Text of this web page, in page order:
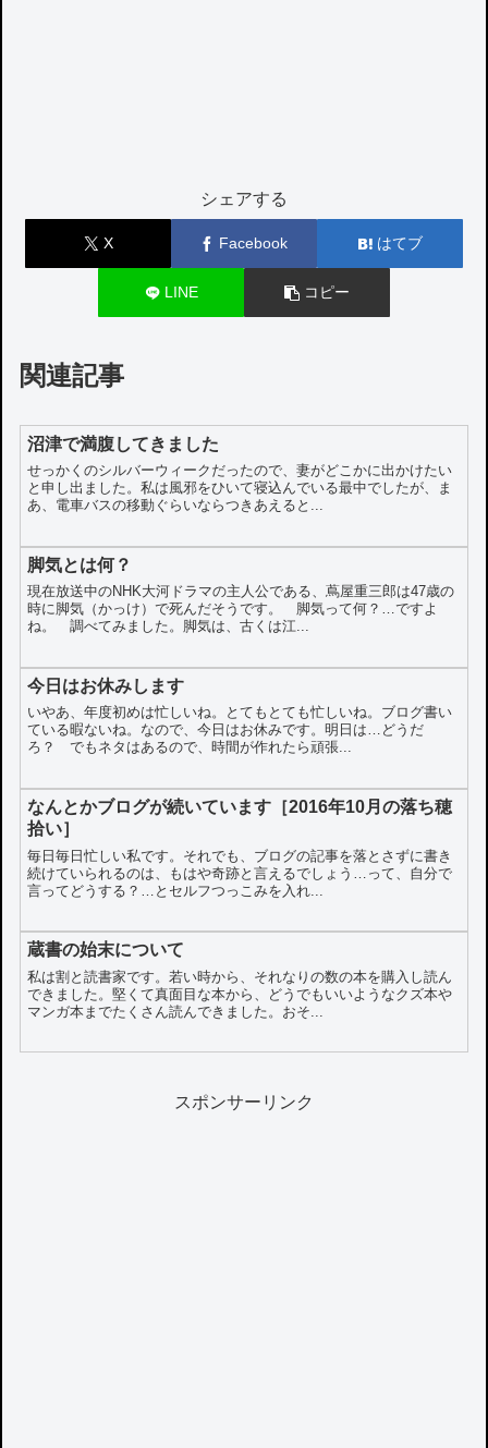
シェアする
X Facebook はてブ
LINE コピー
関連記事
沼津で満腹してきました
せっかくのシルバーウィークだったので、妻がどこかに出かけたい
と申し出ました。私は風邪をひいて寝込んでいる最中でしたが、ま
あ、電車バスの移動ぐらいならつきあえると...
脚気とは何？
現在放送中のNHK大河ドラマの主人公である、蔦屋重三郎は47歳の
時に脚気（かっけ）で死んだそうです。 脚気って何？…ですよ
ね。 調べてみました。脚気は、古くは江...
今日はお休みします
いやあ、年度初めは忙しいね。とてもとても忙しいね。ブログ書い
ている暇ないね。なので、今日はお休みです。明日は…どうだ
ろ？ でもネタはあるので、時間が作れたら頑張...
なんとかブログが続いています［2016年10月の落ち穂
拾い］
毎日毎日忙しい私です。それでも、ブログの記事を落とさずに書き
続けていられるのは、もはや奇跡と言えるでしょう…って、自分で
言ってどうする？…とセルフつっこみを入れ...
蔵書の始末について
私は割と読書家です。若い時から、それなりの数の本を購入し読ん
できました。堅くて真面目な本から、どうでもいいようなクズ本や
マンガ本までたくさん読んできました。おそ...
スポンサーリンク